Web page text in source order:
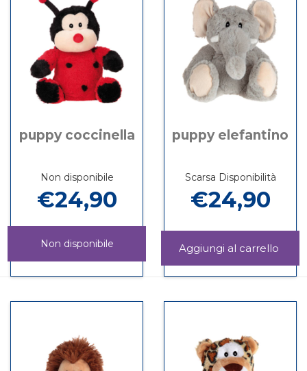
disponibile
puppy coccinella
Non disponibile
€24,90
Non disponibile
COCCINELLA non
su PUPPY
puppy elefantino
Scarsa Disponibilità
€24,90
Informazioni
su PUPPY